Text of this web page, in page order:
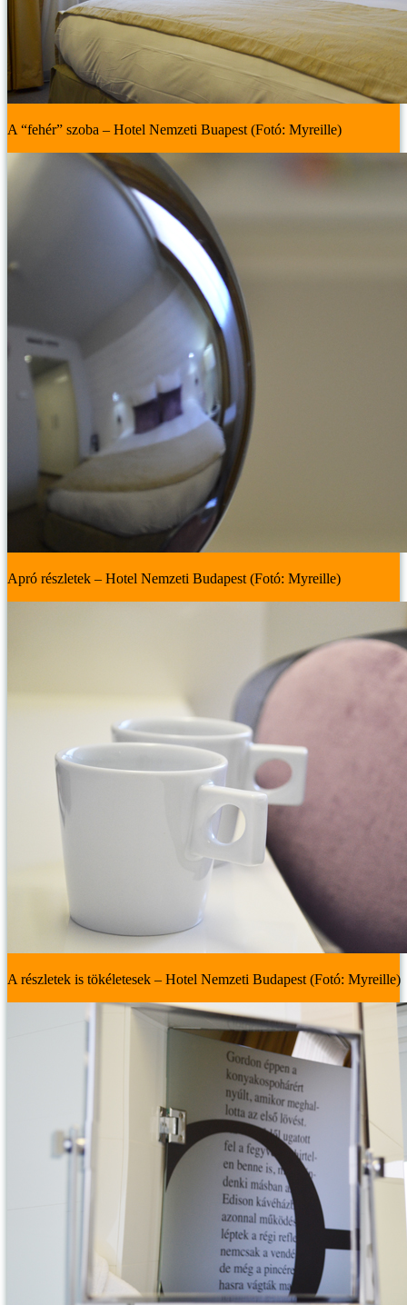
A “fehér” szoba – Hotel Nemzeti Buapest (Fotó: Myreille)
Apró részletek – Hotel Nemzeti Budapest (Fotó: Myreille)
A részletek is tökéletesek – Hotel Nemzeti Budapest (Fotó: Myreille)